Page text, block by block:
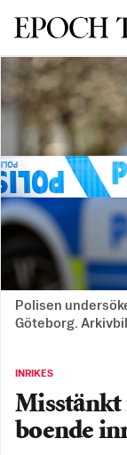
Svenska
Polisen
Göteborg.
INRIKES
Misstänkt
boende